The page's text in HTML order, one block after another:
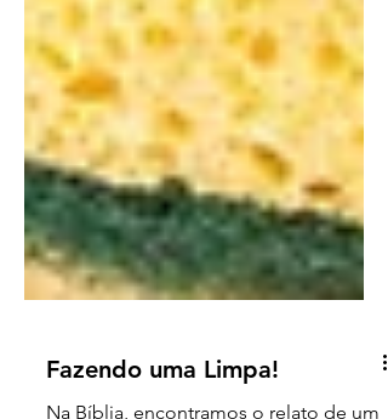
Fazendo uma Limpa!